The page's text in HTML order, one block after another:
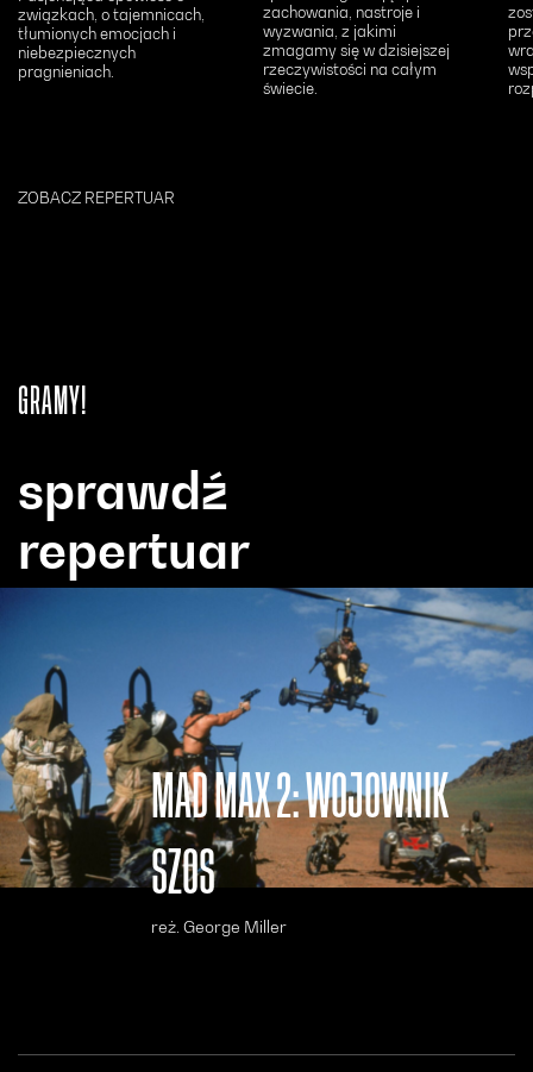
związkach, o tajemnicach,
tłumionych emocjach i
niebezpiecznych
pragnieniach.
zachowania, nastroje i
wyzwania, z jakimi
zmagamy się w dzisiejszej
rzeczywistości na całym
świecie.
ZOBACZ REPERTUAR
GRAMY!
MAD MAX 2: WOJOWNIK
SZOS
reż. George Miller
sprawdź
repertuar